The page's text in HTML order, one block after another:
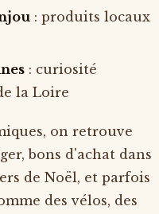
: produits locaux
: curiosité
la Loire
on retrouve
bons d'achat dans
de Noël, et parfois
des vélos, des